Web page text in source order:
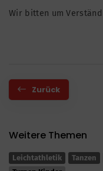
Wir bitten um
Zurück
Weitere Themen
Leichtathletik Tanzen